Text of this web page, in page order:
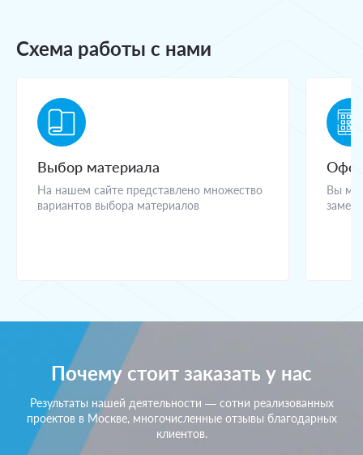
Схема работы с нами
Выбор материала
На нашем сайте представлено множество
вариантов выбора материалов
Вы
Почему стоит заказать у нас
Результаты нашей деятельности — сотни реализованных
проектов в Москве, многочисленные отзывы благодарных
клиентов.